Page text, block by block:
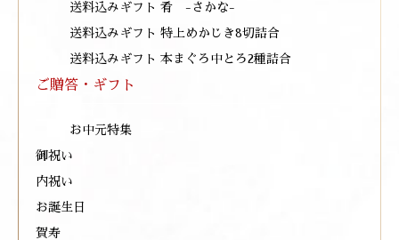
送料込みギフト 肴 -さかな-
送料込みギフト 特上めかじき8切詰合
送料込みギフト 本まぐろ中とろ2種詰合
ご贈答・ギフト
お中元特集
御祝い
内祝い
お誕生日
賀寿